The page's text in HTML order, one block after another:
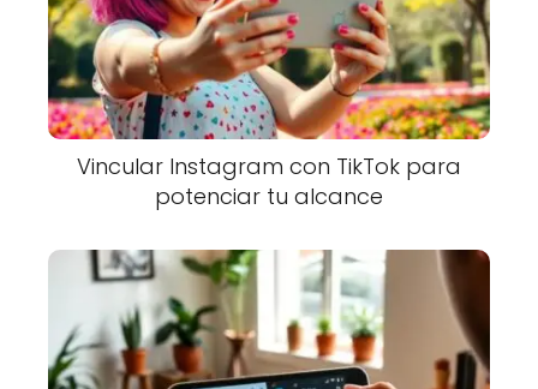
Vincular Instagram con TikTok para
potenciar tu alcance